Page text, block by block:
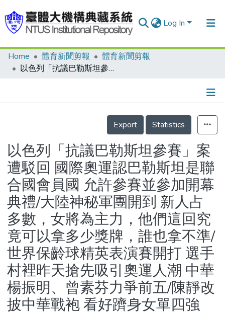
Log In
Communities & Collections
Statistics
Home 體育新聞剪報
體育新聞剪報
以色列「抗議巴勒斯坦參賽」案遭駁回 國際奧運認巴勒斯坦是聯合國會員國 允許參賽並參加開幕典禮/大陸神秘軍團開到 新人占多數，女將為主力，他們這回究竟可以拿多少獎牌，誰也拿不準/世界保齡球精英表演賽開打 選手村裡昨天搶先吸引奧運人潮 中華楊振明、曾素芬力爭前五/陳靜改披中華戰袍 看好躋身女單四強
Details
Export
Statistics
以色列「抗議巴勒斯坦參賽」案
遭駁回 國際奧運認巴勒斯坦是聯
合國會員國 允許參賽並參加開幕
典禮/大陸神秘軍團開到 新人占
多數，女將為主力，他們這回究
竟可以拿多少獎牌，誰也拿不準/
世界保齡球精英表演賽開打 選手
村裡昨天搶先吸引奧運人潮 中華
楊振明、曾素芬力爭前五/陳靜改
披中華戰袍 看好躋身女單四強